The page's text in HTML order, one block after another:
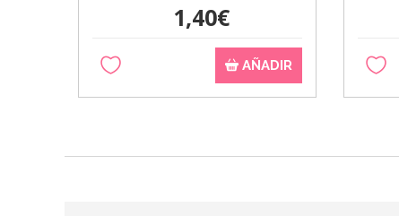
1,40€
AÑADIR